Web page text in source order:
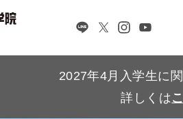
2027年4月入学生に
詳しくは